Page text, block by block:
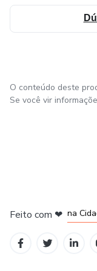
O conteúdo deste
Se você vir
Feito com ❤ na